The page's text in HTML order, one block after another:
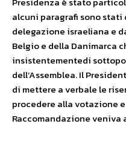
alcuni paragrafi sono
delegazione israeliana e
Belgio e della Danimarca
insistentementedi
dell’Assemblea. Il
di mettere a verbale le
procedere alla votazione
Raccomandazione